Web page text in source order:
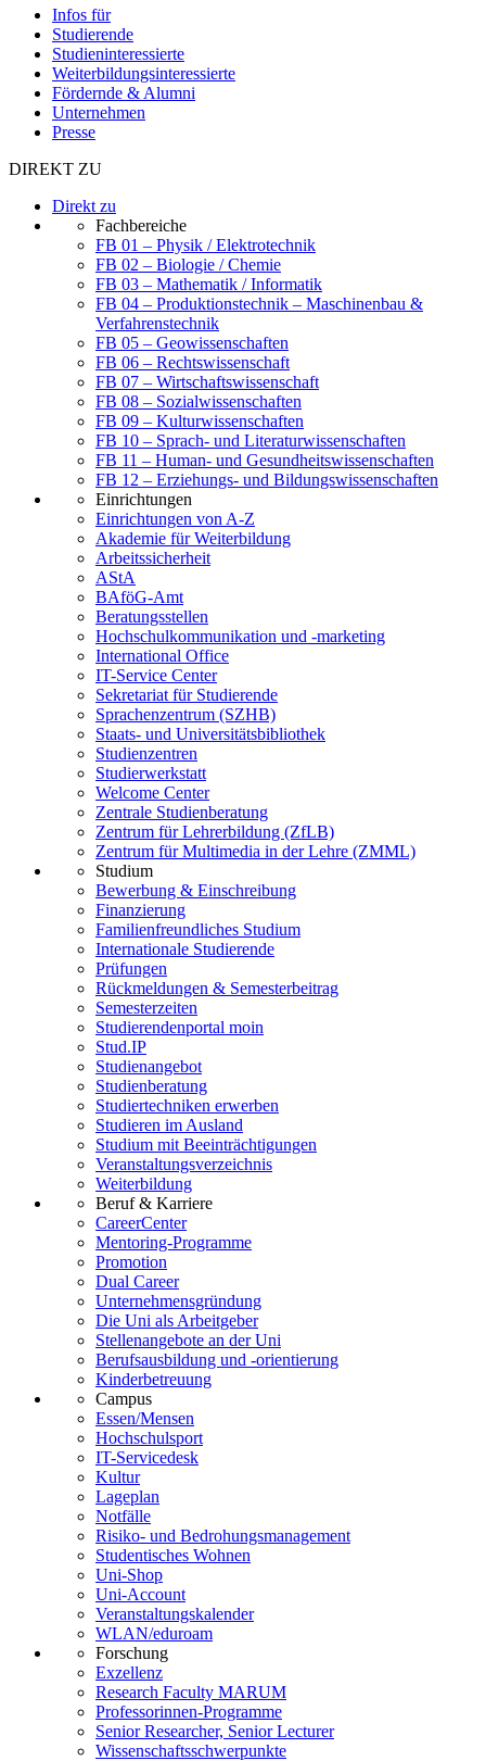
Infos für
Studierende
Studieninteressierte
Weiterbildungsinteressierte
Fördernde & Alumni
Unternehmen
Presse
DIREKT ZU
Direkt zu
Fachbereiche
FB 01 – Physik / Elektrotechnik
FB 02 – Biologie / Chemie
FB 03 – Mathematik / Informatik
FB 04 – Produktionstechnik – Maschinenbau &
Verfahrenstechnik
FB 05 – Geowissenschaften
FB 06 – Rechtswissenschaft
FB 07 – Wirtschaftswissenschaft
FB 08 – Sozialwissenschaften
FB 09 – Kulturwissenschaften
FB 10 – Sprach- und Literaturwissenschaften
FB 11 – Human- und Gesundheitswissenschaften
FB 12 – Erziehungs- und Bildungswissenschaften
Einrichtungen
Einrichtungen von A-Z
Akademie für Weiterbildung
Arbeitssicherheit
AStA
BAföG-Amt
Beratungsstellen
Hochschulkommunikation und -marketing
International Office
IT-Service Center
Sekretariat für Studierende
Sprachenzentrum (SZHB)
Staats- und Universitätsbibliothek
Studienzentren
Studierwerkstatt
Welcome Center
Zentrale Studienberatung
Zentrum für Lehrerbildung (ZfLB)
Zentrum für Multimedia in der Lehre (ZMML)
Studium
Bewerbung & Einschreibung
Finanzierung
Familienfreundliches Studium
Internationale Studierende
Prüfungen
Rückmeldungen & Semesterbeitrag
Semesterzeiten
Studierendenportal moin
Stud.IP
Studienangebot
Studienberatung
Studiertechniken erwerben
Studieren im Ausland
Studium mit Beeinträchtigungen
Veranstaltungsverzeichnis
Weiterbildung
Beruf & Karriere
CareerCenter
Mentoring-Programme
Promotion
Dual Career
Unternehmensgründung
Die Uni als Arbeitgeber
Stellenangebote an der Uni
Berufsausbildung und -orientierung
Kinderbetreuung
Campus
Essen/Mensen
Hochschulsport
IT-Servicedesk
Kultur
Lageplan
Notfälle
Risiko- und Bedrohungsmanagement
Studentisches Wohnen
Uni-Shop
Uni-Account
Veranstaltungskalender
WLAN/eduroam
Forschung
Exzellenz
Research Faculty MARUM
Professorinnen-Programme
Senior Researcher, Senior Lecturer
Wissenschaftsschwerpunkte